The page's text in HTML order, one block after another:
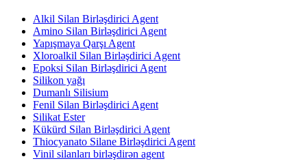
Alkil Silan Birləşdirici Agent
Amino Silan Birləşdirici Agent
Yapışmaya Qarşı Agent
Xloroalkil Silan Birləşdirici Agent
Epoksi Silan Birləşdirici Agent
Silikon yağı
Dumanlı Silisium
Fenil Silan Birləşdirici Agent
Silikat Ester
Kükürd Silan Birləşdirici Agent
Thiocyanato Silane Birləşdirici Agent
Vinil silanları birləşdirən agent